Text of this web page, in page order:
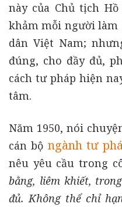
này của Chủ tịch
khảm mỗi người làm
dân Việt Nam;
đúng, cho đầy đủ,
cách tư pháp hiện
tâm.
Năm 1950, nói
cán bộ ngành tư
nêu yêu cầu trong
bằng, liêm khiết,
đủ. Không thể chỉ